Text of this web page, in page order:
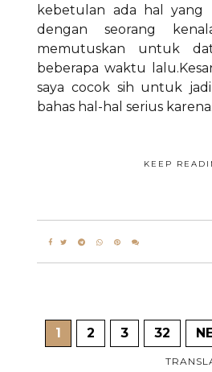
kebetulan ada hal yang
dengan seorang
memutuskan untuk
beberapa waktu
saya cocok sih untuk
bahas hal-hal serius
KEEP
1 2 3 32